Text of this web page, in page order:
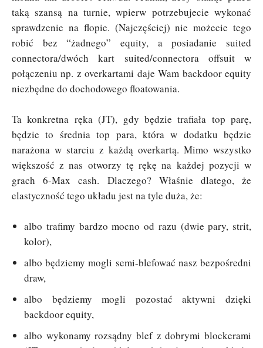
taką szansą na turnie, wpierw potrzebujecie wykonać
sprawdzenie na flopie. (Najczęściej) nie możecie tego
robić bez “żadnego” equity, a posiadanie suited
connectora/dwóch kart suited/connectora offsuit w
połączeniu np. z overkartami daje Wam backdoor equity
niezbędne do dochodowego floatowania.
Ta konkretna ręka (JT), gdy będzie trafiała top parę,
będzie to średnia top para, która w dodatku będzie
narażona w starciu z każdą overkartą. Mimo wszystko
większość z nas otworzy tę rękę na każdej pozycji w
grach 6-Max cash. Dlaczego? Właśnie dlatego, że
elastyczność tego układu jest na tyle duża, że:
albo trafimy bardzo mocno od razu (dwie pary, strit,
kolor),
albo będziemy mogli semi-blefować nasz bezpośredni
draw,
albo będziemy mogli pozostać aktywni dzięki
backdoor equity,
albo wykonamy rozsądny blef z dobrymi blockerami